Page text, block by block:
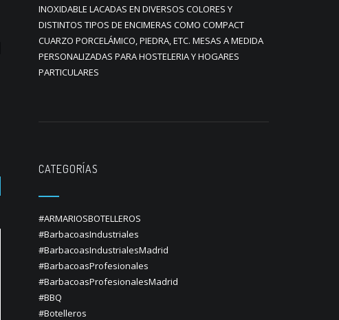
INOXIDABLE LACADAS EN DIVERSOS COLORES Y
DISTINTOS TIPOS DE ENCIMERAS COMO COMPACT
CUARZO PORCELÁMICO, PIEDRA, ETC. MESAS A MEDIDA
PERSONALIZADAS PARA HOSTELERIA Y HOGARES
PARTICULARES
CATEGORÍAS
#ARMARIOSBOTELLEROS
#BarbacoasIndustriales
#BarbacoasIndustrialesMadrid
#BarbacoasProfesionales
#BarbacoasProfesionalesMadrid
#BBQ
#Botelleros